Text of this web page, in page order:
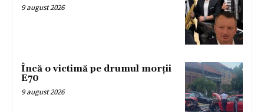
9 august 2026
Încă o victimă pe drumul morții
E70
9 august 2026